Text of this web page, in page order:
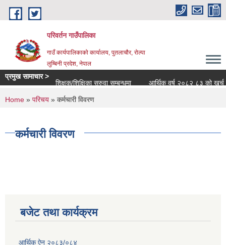
Skip to main content
परिवर्तन गाउँपालिका
गाउँ कार्यपालिकाको कार्यालय, पुतलाचौर, रोल्पा
लुम्बिनी प्रदेश, नेपाल
प्रमुख सामाचार >
शिक्षक/शिक्षिका सरुवा सम्बन्धमा
आर्थिक वर्ष २०८२ ८३ को खर्च
You are here
Home » परिचय » कर्मचारी विवरण
कर्मचारी विवरण
बजेट तथा कार्यक्रम
आर्थिक ऐन २०८३/०८४